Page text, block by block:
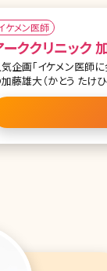
ケメン医師
ーククリニック
企画「イケメン医師
雄大（かとう たけひろ）先生です。 骨切りの輪郭形成術か
たアーククリニック。